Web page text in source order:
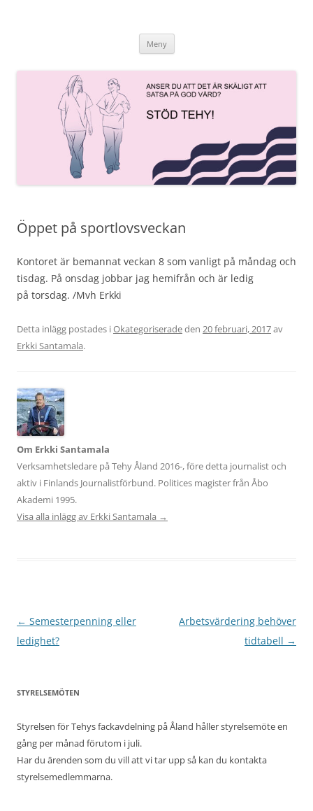
Meny
Öppet på sportlovsveckan
Kontoret är bemannat veckan 8 som vanligt på måndag och
tisdag. På onsdag jobbar jag hemifrån och är ledig
på torsdag. /Mvh Erkki
Detta inlägg postades iOkategoriseradeden 20 februari, 2017av
Erkki Santamala.
Om Erkki Santamala
Verksamhetsledare på Tehy Åland 2016-, före detta journalist och
aktiv i Finlands Journalistförbund. Politices magister från Åbo
Akademi 1995.
Visa alla inlägg av Erkki Santamala →
Inläggsnavigering
← Semesterpenning eller
ledighet?
Arbetsvärdering behöver
tidtabell →
STYRELSEMÖTEN
Styrelsen för Tehys fackavdelning på Åland håller styrelsemöte en
gång per månad förutom i juli.
Har du ärenden som du vill att vi tar upp så kan du kontakta
styrelsemedlemmarna.